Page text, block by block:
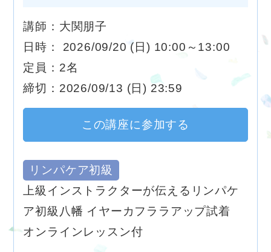
講師：大関朋子
日時： 2026/09/20 (日) 10:00～13:00
定員：2名
締切：2026/09/13 (日) 23:59
この講座に参加する
リンパケア初級
上級インストラクターが伝えるリンパケ
ア初級八幡 イヤーカフララアップ試着
オンラインレッスン付